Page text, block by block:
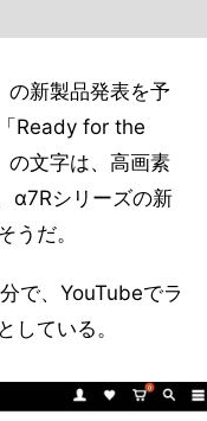
の新製品発表を予
Ready for the
の文字は、高画素
α7Rシリーズの新
うだ。
で、YouTubeでラ
している。